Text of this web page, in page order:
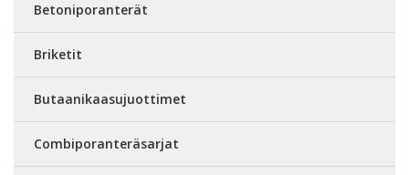
Betoniporanterät
Briketit
Butaanikaasujuottimet
Combiporanteräsarjat